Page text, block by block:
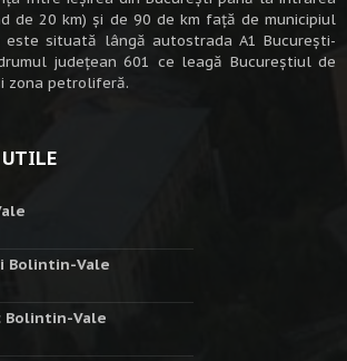
de 20 km) şi de 90 de km faţă de municipiul
este situată lângă autostrada A1 Bucureşti-
judeţean 601 ce leagă Bucureştiul de
zona petroliferă.
UTILE
Bolintin-Vale
Bolintin-Vale